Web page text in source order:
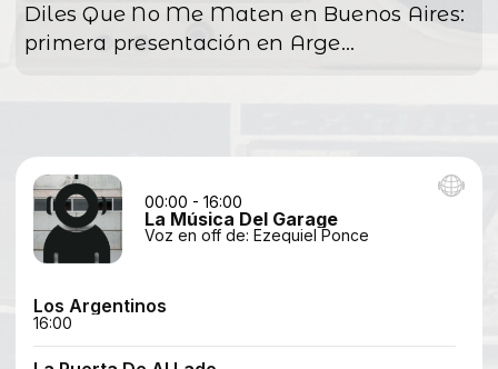
Diles Que No Me Maten en Buenos Aires:
primera presentación en Arge...